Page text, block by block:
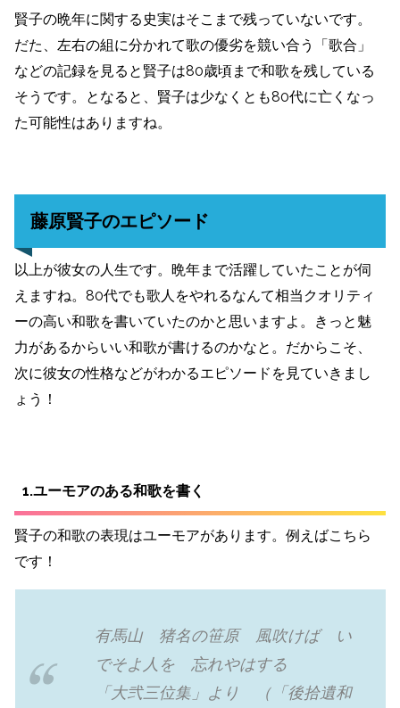
賢子の晩年に関する史実はそこまで残っていないです。
だた、左右の組に分かれて歌の優劣を競い合う「歌合」
などの記録を見ると賢子は80歳頃まで和歌を残している
そうです。となると、賢子は少なくとも80代に亡くなっ
た可能性はありますね。
藤原賢子のエピソード
以上が彼女の人生です。晩年まで活躍していたことが伺
えますね。80代でも歌人をやれるなんて相当クオリティ
ーの高い和歌を書いていたのかと思いますよ。きっと魅
力があるからいい和歌が書けるのかなと。だからこそ、
次に彼女の性格などがわかるエピソードを見ていきまし
ょう！
1.ユーモアのある和歌を書く
賢子の和歌の表現はユーモアがあります。例えばこちら
です！
有馬山 猪名の笹原 風吹けば い
でそよ人を 忘れやはする
「大弐三位集」より （「後拾遺和